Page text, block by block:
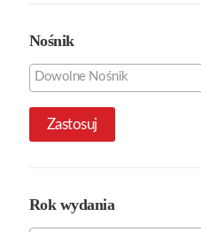
Nośnik
Zastosuj
Rok wydania